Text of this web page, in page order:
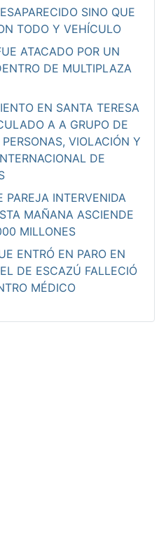
SINO QUE
TODO Y VEHÍCULO
ATACADO POR UN
DE MULTIPLAZA
EN SANTA TERESA
A A GRUPO DE
VIOLACIÓN Y
DE
PAREJA INTERVENIDA
MAÑANA ASCIENDE
MILLONES
ENTRÓ EN PARO EN
DE ESCAZÚ FALLECIÓ
MÉDICO